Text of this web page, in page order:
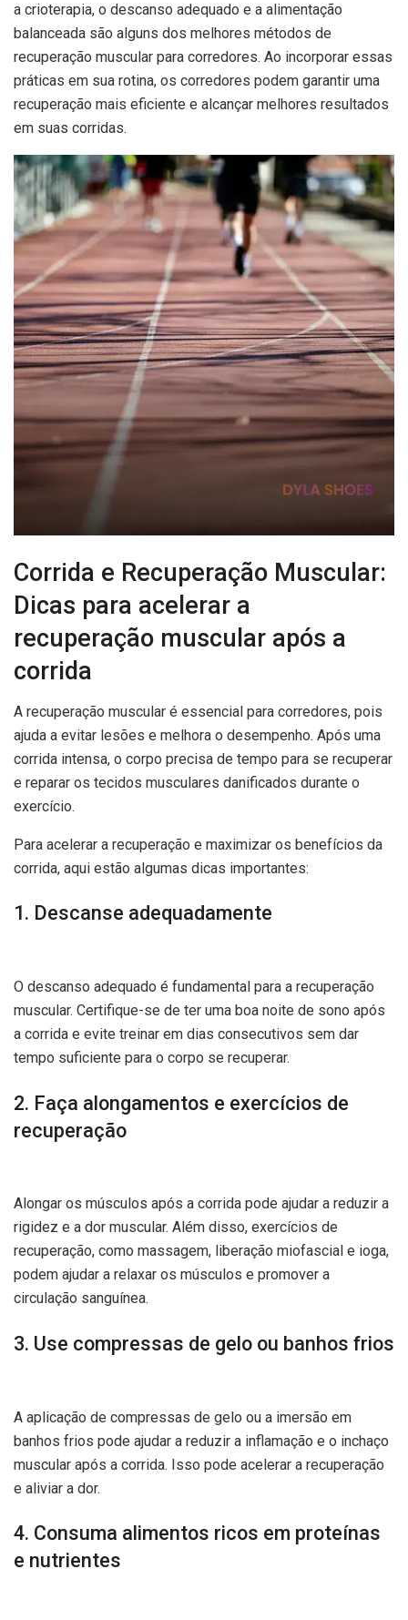
a crioterapia, o descanso adequado e a alimentação
balanceada são alguns dos melhores métodos de
recuperação muscular para corredores. Ao incorporar essas
práticas em sua rotina, os corredores podem garantir uma
recuperação mais eficiente e alcançar melhores resultados
em suas corridas.
Corrida e Recuperação Muscular:
Dicas para acelerar a
recuperação muscular após a
corrida
A recuperação muscular é essencial para corredores, pois
ajuda a evitar lesões e melhora o desempenho. Após uma
corrida intensa, o corpo precisa de tempo para se recuperar
e reparar os tecidos musculares danificados durante o
exercício.
Para acelerar a recuperação e maximizar os benefícios da
corrida, aqui estão algumas dicas importantes:
1. Descanse adequadamente
O descanso adequado é fundamental para a recuperação
muscular. Certifique-se de ter uma boa noite de sono após
a corrida e evite treinar em dias consecutivos sem dar
tempo suficiente para o corpo se recuperar.
2. Faça alongamentos e exercícios de
recuperação
Alongar os músculos após a corrida pode ajudar a reduzir a
rigidez e a dor muscular. Além disso, exercícios de
recuperação, como massagem, liberação miofascial e ioga,
podem ajudar a relaxar os músculos e promover a
circulação sanguínea.
3. Use compressas de gelo ou banhos frios
A aplicação de compressas de gelo ou a imersão em
banhos frios pode ajudar a reduzir a inflamação e o inchaço
muscular após a corrida. Isso pode acelerar a recuperação
e aliviar a dor.
4. Consuma alimentos ricos em proteínas
e nutrientes